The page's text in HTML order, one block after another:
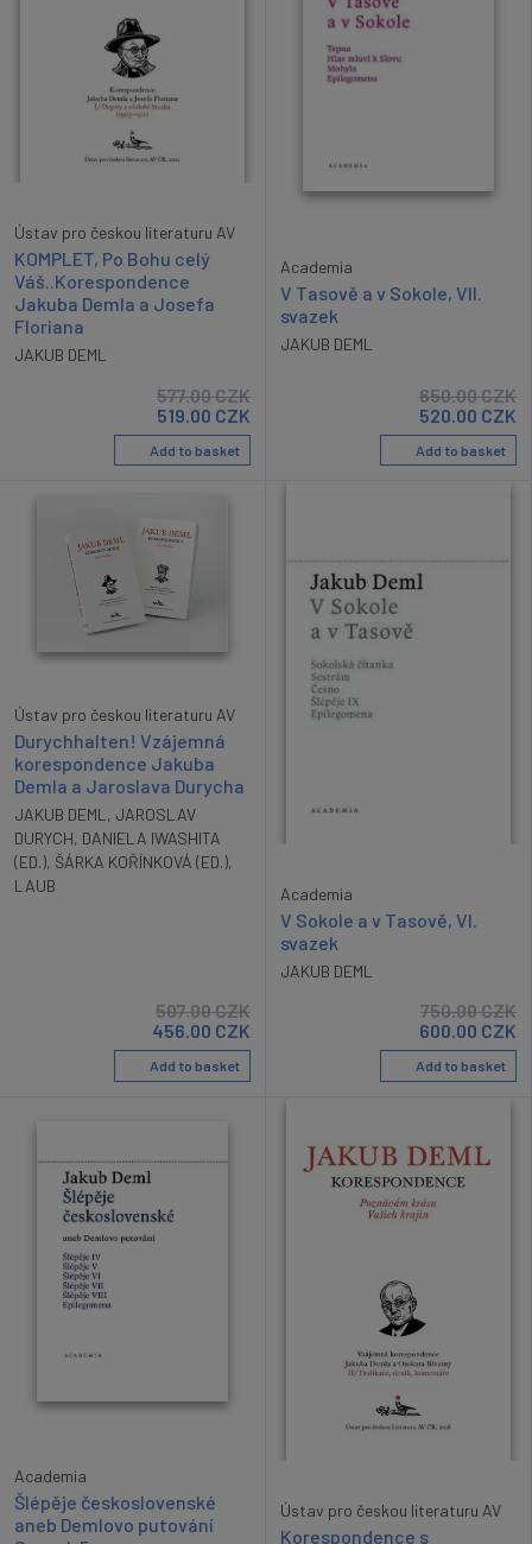
Ústav pro českou literaturu AV
KOMPLET, Po Bohu celý
Váš..Korespondence
Jakuba Demla a Josefa
Floriana
JAKUB DEML
577.00CZK
519.00 CZK
Add to basket
Academia
V Tasově a v Sokole, VII.
svazek
JAKUB DEML
650.00CZK
520.00 CZK
Add to basket
Ústav pro českou literaturu AV
Durychhalten! Vzájemná
korespondence Jakuba
Demla a Jaroslava Durycha
JAKUB DEML , JAROSLAV
DURYCH, DANIELA IWASHITA
(ED.), ŠÁRKA KOŘÍNKOVÁ (ED.),
LAUB
507.00CZK
456.00 CZK
Add to basket
Academia
V Sokole a v Tasově, VI.
svazek
JAKUB DEML
750.00CZK
600.00 CZK
Add to basket
Academia
Šlépěje československé
aneb Demlovo putování
Ústav pro českou literaturu AV
Korespondence s